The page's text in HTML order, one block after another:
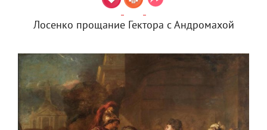
Лосенко прощание Гектора с Андромахой